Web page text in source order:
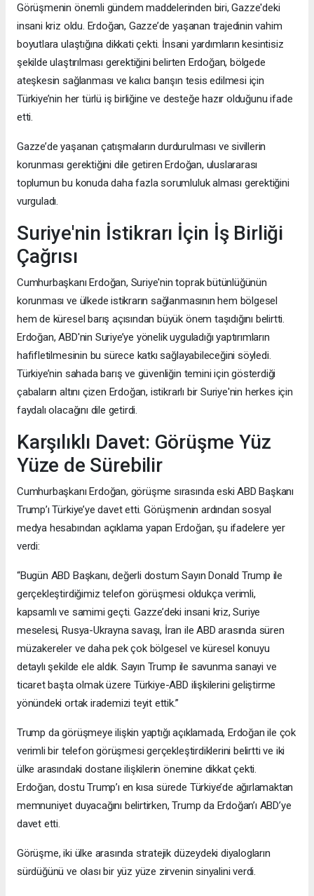
Görüşmenin önemli gündem maddelerinden biri, Gazze'deki
insani kriz oldu. Erdoğan, Gazze’de yaşanan trajedinin vahim
boyutlara ulaştığına dikkati çekti. İnsani yardımların kesintisiz
şekilde ulaştırılması gerektiğini belirten Erdoğan, bölgede
ateşkesin sağlanması ve kalıcı barışın tesis edilmesi için
Türkiye’nin her türlü iş birliğine ve desteğe hazır olduğunu ifade
etti.
Gazze’de yaşanan çatışmaların durdurulması ve sivillerin
korunması gerektiğini dile getiren Erdoğan, uluslararası
toplumun bu konuda daha fazla sorumluluk alması gerektiğini
vurguladı.
Suriye'nin İstikrarı İçin İş Birliği
Çağrısı
Cumhurbaşkanı Erdoğan, Suriye'nin toprak bütünlüğünün
korunması ve ülkede istikrarın sağlanmasının hem bölgesel
hem de küresel barış açısından büyük önem taşıdığını belirtti.
Erdoğan, ABD'nin Suriye’ye yönelik uyguladığı yaptırımların
hafifletilmesinin bu sürece katkı sağlayabileceğini söyledi.
Türkiye’nin sahada barış ve güvenliğin temini için gösterdiği
çabaların altını çizen Erdoğan, istikrarlı bir Suriye'nin herkes için
faydalı olacağını dile getirdi.
Karşılıklı Davet: Görüşme Yüz
Yüze de Sürebilir
Cumhurbaşkanı Erdoğan, görüşme sırasında eski ABD Başkanı
Trump’ı Türkiye’ye davet etti. Görüşmenin ardından sosyal
medya hesabından açıklama yapan Erdoğan, şu ifadelere yer
verdi:
“Bugün ABD Başkanı, değerli dostum Sayın Donald Trump ile
gerçekleştirdiğimiz telefon görüşmesi oldukça verimli,
kapsamlı ve samimi geçti. Gazze’deki insani kriz, Suriye
meselesi, Rusya-Ukrayna savaşı, İran ile ABD arasında süren
müzakereler ve daha pek çok bölgesel ve küresel konuyu
detaylı şekilde ele aldık. Sayın Trump ile savunma sanayi ve
ticaret başta olmak üzere Türkiye-ABD ilişkilerini geliştirme
yönündeki ortak irademizi teyit ettik.”
Trump da görüşmeye ilişkin yaptığı açıklamada, Erdoğan ile çok
verimli bir telefon görüşmesi gerçekleştirdiklerini belirtti ve iki
ülke arasındaki dostane ilişkilerin önemine dikkat çekti.
Erdoğan, dostu Trump’ı en kısa sürede Türkiye’de ağırlamaktan
memnuniyet duyacağını belirtirken, Trump da Erdoğan’ı ABD’ye
davet etti.
Görüşme, iki ülke arasında stratejik düzeydeki diyalogların
sürdüğünü ve olası bir yüz yüze zirvenin sinyalini verdi.